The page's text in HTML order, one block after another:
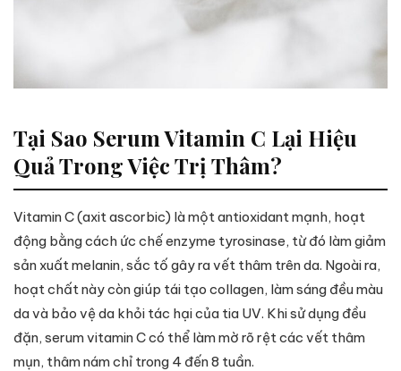
Tại Sao Serum Vitamin C Lại Hiệu
Quả Trong Việc Trị Thâm?
Vitamin C (axit ascorbic) là một antioxidant mạnh, hoạt
động bằng cách ức chế enzyme tyrosinase, từ đó làm giảm
sản xuất melanin, sắc tố gây ra vết thâm trên da. Ngoài ra,
hoạt chất này còn giúp tái tạo collagen, làm sáng đều màu
da và bảo vệ da khỏi tác hại của tia UV. Khi sử dụng đều
đặn, serum vitamin C có thể làm mờ rõ rệt các vết thâm
mụn, thâm nám chỉ trong 4 đến 8 tuần.